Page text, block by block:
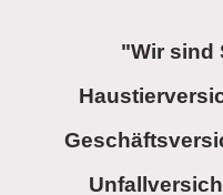
"Wir sind